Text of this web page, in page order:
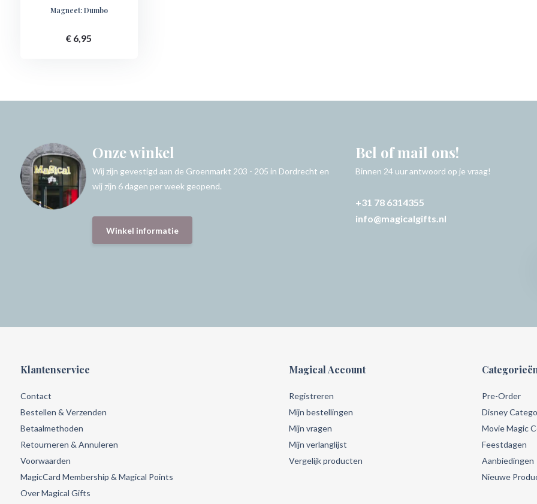
Magneet: Dumbo
€ 6,95
Onze winkel
Wij zijn gevestigd aan de Groenmarkt 203 - 205 in Dordrecht en
wij zijn 6 dagen per week geopend.
Winkel informatie
Bel of mail ons!
Binnen 24 uur antwoord op je vraag!
+31 78 6314355
info@magicalgifts.nl
Klantenservice
Contact
Bestellen & Verzenden
Betaalmethoden
Retourneren & Annuleren
Voorwaarden
MagicCard Membership & Magical Points
Over Magical Gifts
Magical Account
Registreren
Mijn bestellingen
Mijn vragen
Mijn verlanglijst
Vergelijk producten
Pre-Order
Disney
Movie Magic
Feestdagen
Aanbiedingen
Nieuwe